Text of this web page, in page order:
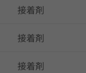
接着剤
接着剤
接着剤